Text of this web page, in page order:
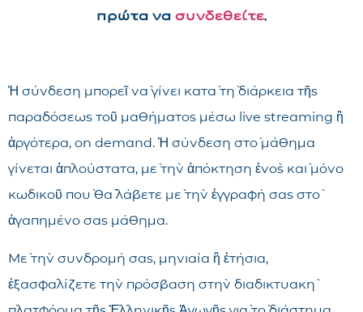
πρώτα να συνδεθείτε.
Ἡ σύνδεση μπορεῖ νὰ γίνει κατὰ τὴ διάρκεια τῆς
παραδόσεως τοῦ μαθήματος μέσω live streaming ἢ
ἀργότερα, on demand. Ἡ σύνδεση στὸ μάθημα
γίνεται ἁπλούστατα, μὲ τὴν ἀπόκτηση ἑνὸς καὶ μόνο
κωδικοῦ ποὺ θὰ λάβετε μὲ τὴν ἐγγραφή σας στὸ
ἀγαπημένο σας μάθημα.
Μὲ τὴν συνδρομή σας, μηνιαία ἢ ἐτήσια,
ἐξασφαλίζετε τὴν πρόσβαση στὴν διαδικτυακὴ